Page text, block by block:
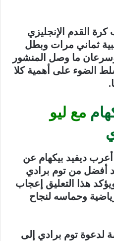
القدم الإنجليزي
ثماني مرات وبطل
ما وصل المنشور
الضوء على أهمية كلا
مع ليو
ديفيد بيكهام عن
أفضل من توم برادي
هذا التعليق إعجاب
وحماسه لنجاح
لدعوة توم برادي إلى